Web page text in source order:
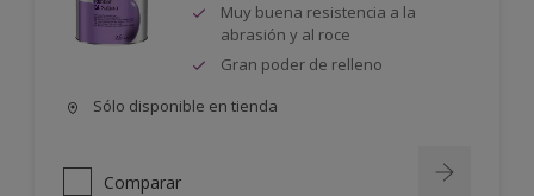
Muy buena resistencia a la
abrasión y al roce
Gran poder de relleno
Sólo disponible en tienda
Comparar